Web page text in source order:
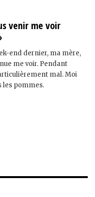
venir me voir
end dernier, ma mère,
me voir. Pendant
mal. Moi
les pommes.